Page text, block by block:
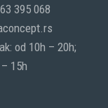
395 068
od 10h – 20h;
15h